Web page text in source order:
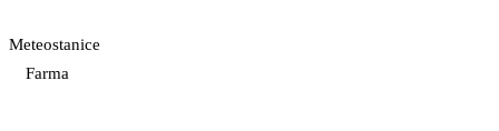
Meteostanice
Farma